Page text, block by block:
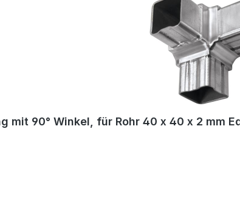
mit 90° Winkel, für Rohr 40 x 40 x 2 mm